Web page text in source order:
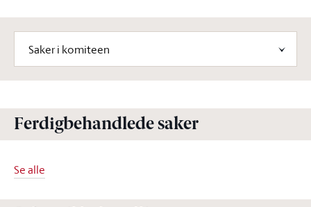
Saker i komiteen
Ferdigbehandlede saker
Se alle